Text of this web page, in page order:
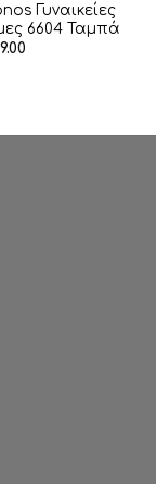
Γυναικείες
6604 Ταμπά
Η